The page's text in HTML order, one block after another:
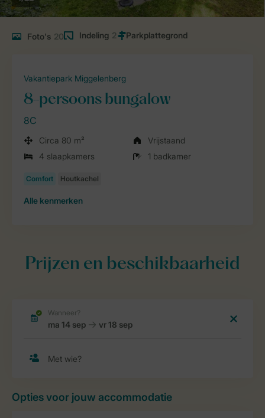
Foto's 20 Indeling 2
Vakantiepark Miggelenberg
8-persoons bungalow
8C
Circa 80 m²
Vrijstaand
4 slaapkamers
1 badkamer
Alle kenmerken
Prijzen en beschikbaarheid
Opties voor jouw accommodatie